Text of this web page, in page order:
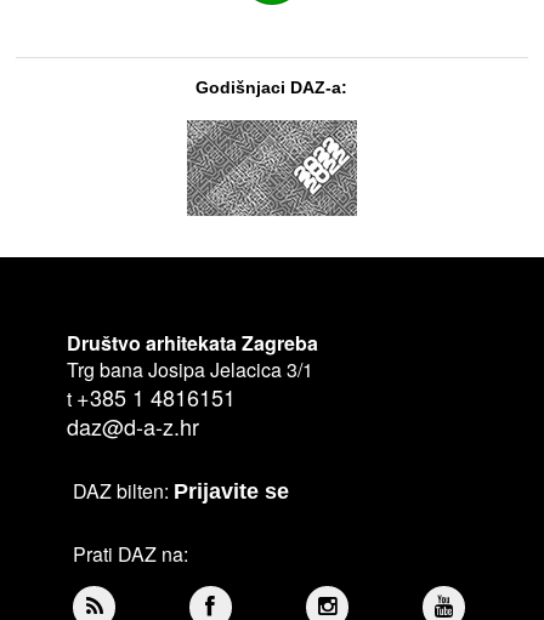
Godišnjaci DAZ-a:
Društvo arhitekata Zagreba
Trg bana Josipa Jelacica 3/1
t +385 1 4816151
daz@d-a-z.hr
DAZ bilten: Prijavite se
Prati DAZ na: